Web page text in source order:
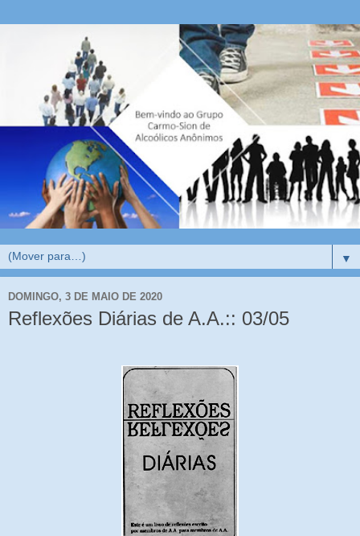
▼
DOMINGO, 3 DE MAIO DE 2020
Reflexões Diárias de A.A.:: 03/05